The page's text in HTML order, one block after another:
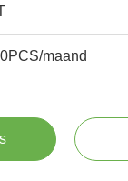
maand